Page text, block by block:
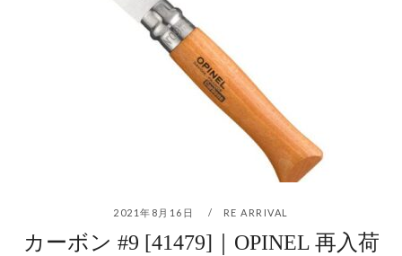
2021年8月16日 RE ARRIVAL
カーボン #9 [41479]｜OPINEL 再入荷